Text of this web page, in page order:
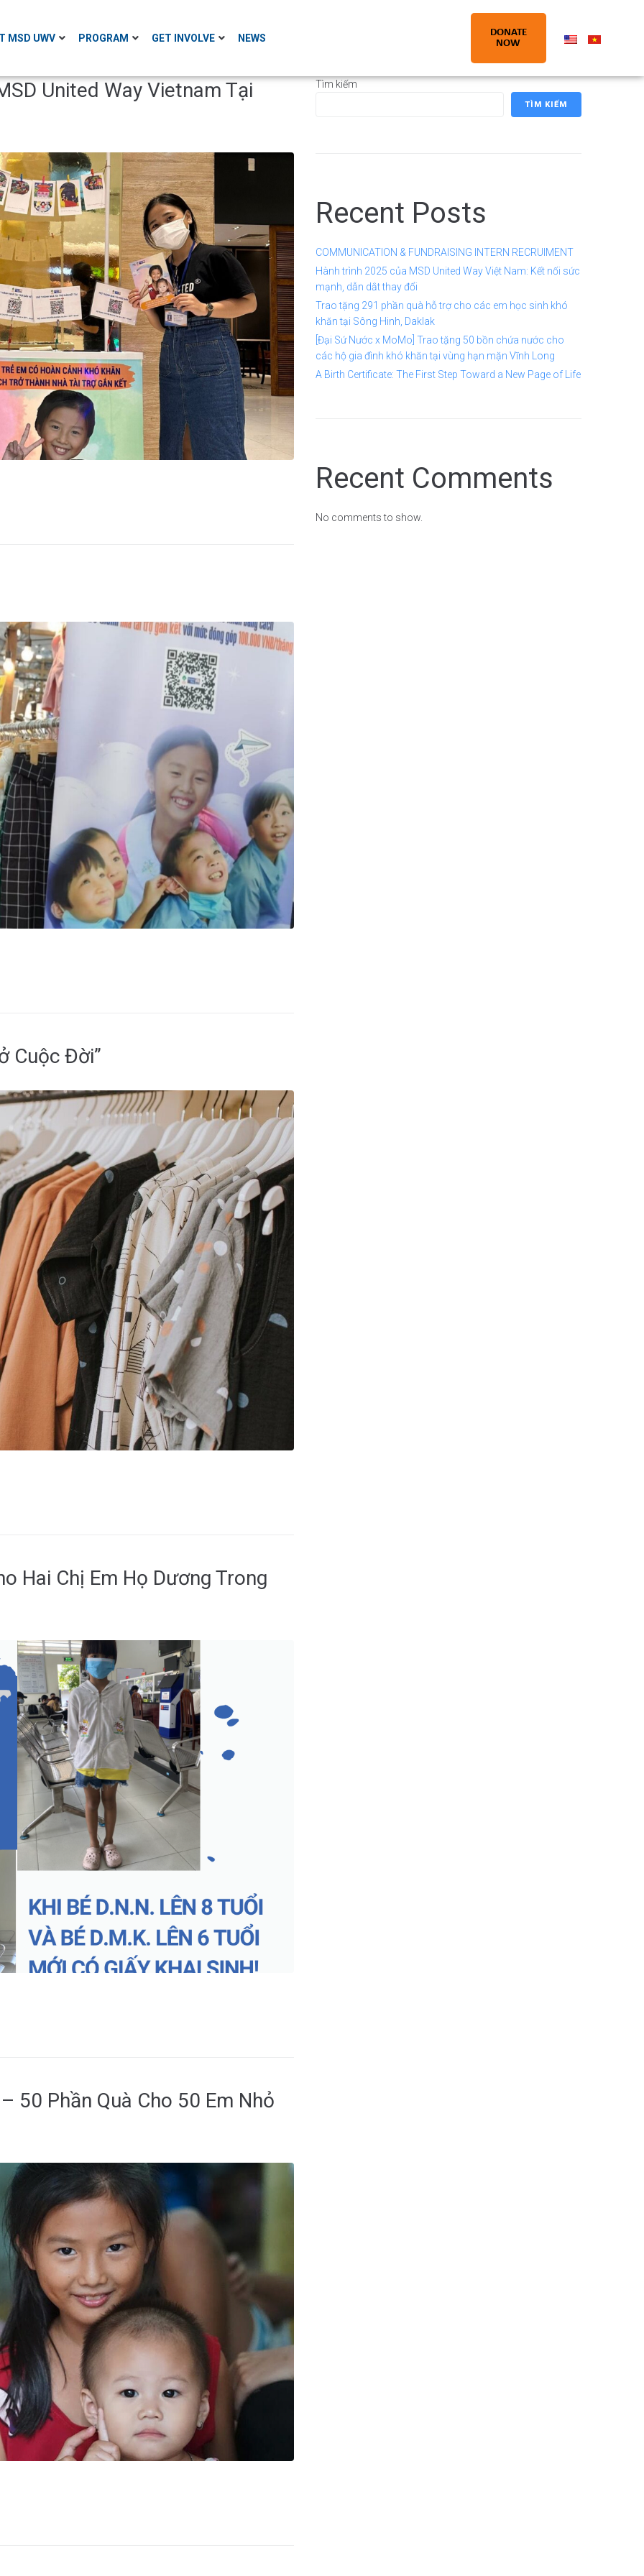
MSD UWV PROGRAM GET INVOLVE NEWS
DONATE
NOW
United Way Vietnam Tại
Cuộc Đời”
Hai Chị Em Họ Dương Trong
50 Phần Quà Cho 50 Em Nhỏ
Tìm kiếm
TÌM KIẾM
Recent Posts
COMMUNICATION & FUNDRAISING INTERN RECRUIMENT
Hành trình 2025 của MSD United Way Việt Nam: Kết nối sức
mạnh, dẫn dắt thay đổi
Trao tặng 291 phần quà hỗ trợ cho các em học sinh khó
khăn tại Sông Hinh, Daklak
[Đại Sứ Nước x MoMo] Trao tặng 50 bồn chứa nước cho
các hộ gia đình khó khăn tại vùng hạn mặn Vĩnh Long
A Birth Certificate: The First Step Toward a New Page of Life
Recent Comments
No comments to show.